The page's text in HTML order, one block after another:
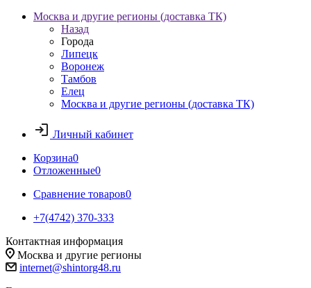
Москва и другие регионы (доставка ТК)
Назад
Города
Липецк
Воронеж
Тамбов
Елец
Москва и другие регионы (доставка ТК)
Личный кабинет
Корзина0
Отложенные0
Сравнение товаров0
+7(4742) 370-333
Контактная информация
Москва и другие регионы
internet@shintorg48.ru